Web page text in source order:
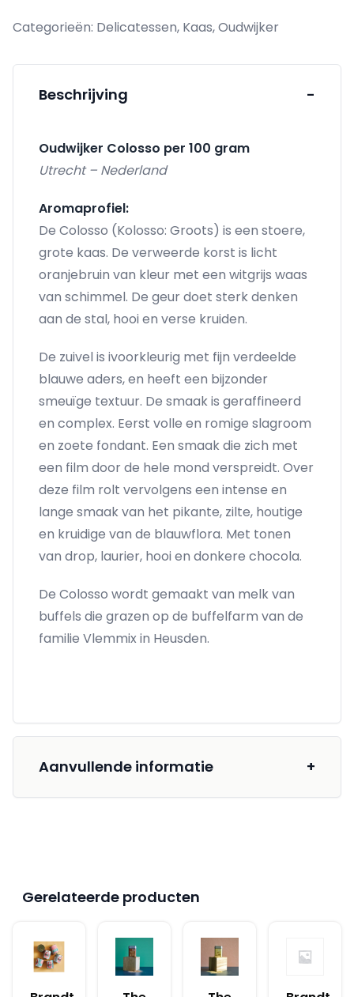
Categorieën: Delicatessen, Kaas,Oudwijker
Beschrijving -
Oudwijker Colosso per 100 gram
Utrecht – Nederland
Aromaprofiel:
De Colosso (Kolosso: Groots) is een stoere,
grote kaas. De verweerde korst is licht
oranjebruin van kleur met een witgrijs waas
van schimmel. De geur doet sterk denken
aan de stal, hooi en verse kruiden.
De zuivel is ivoorkleurig met fijn verdeelde
blauwe aders, en heeft een bijzonder
smeuïge textuur. De smaak is geraffineerd
en complex. Eerst volle en romige slagroom
en zoete fondant. Een smaak die zich met
een film door de hele mond verspreidt. Over
deze film rolt vervolgens een intense en
lange smaak van het pikante, zilte, houtige
en kruidige van de blauwflora. Met tonen
van drop, laurier, hooi en donkere chocola.
De Colosso wordt gemaakt van melk van
buffels die grazen op de buffelfarm van de
familie Vlemmix in Heusden.
Aanvullende informatie +
Gerelateerde producten